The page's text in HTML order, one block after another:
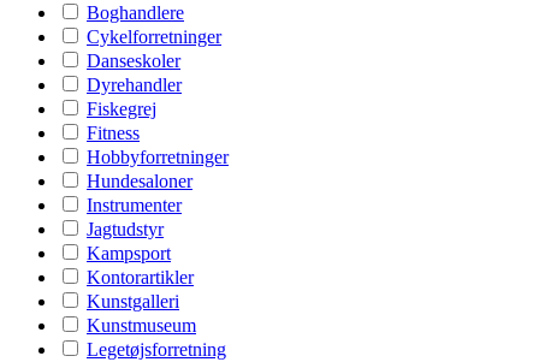
Boghandlere
Cykelforretninger
Danseskoler
Dyrehandler
Fiskegrej
Fitness
Hobbyforretninger
Hundesaloner
Instrumenter
Jagtudstyr
Kampsport
Kontorartikler
Kunstgalleri
Kunstmuseum
Legetøjsforretning